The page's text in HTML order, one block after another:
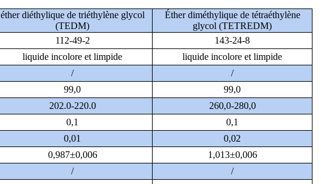
éther diéthylique de triéthylène glycol
(TEDM)
Éther diméthylique de tétraéthylène
glycol (TETREDM)
112-49-2
143-24-8
liquide incolore et limpide
liquide incolore et limpide
/
/
99,0
99,0
202.0-220.0
260,0-280,0
0,1
0,1
0,01
0,02
0,987±0,006
1,013±0,006
/
/